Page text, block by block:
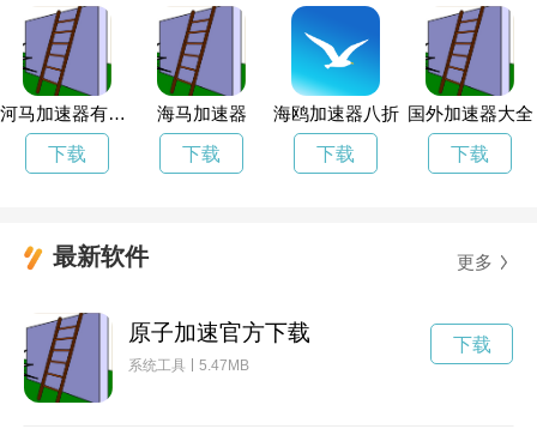
河马加速器有什么用
下载
海马加速器
下载
海鸥加速器八折
下载
国外加速器大全
下载
最新软件 更多
原子加速官方下载
系统工具 5.47MB
下载